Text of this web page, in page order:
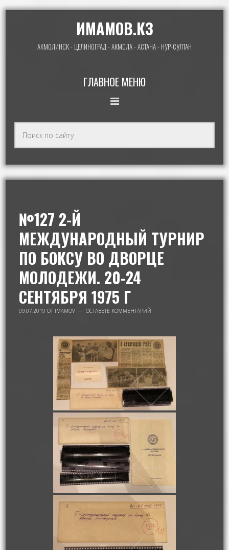
ИМАМОВ.КЗ
АКМОЛИНСК - ЦЕЛИНОГРАД - АКМОЛА - АСТАНА - НУР-СУЛТАН
ГЛАВНОЕ МЕНЮ
№127 2-Й
МЕЖДУНАРОДНЫЙ ТУРНИР
ПО БОКСУ ВО ДВОРЦЕ
МОЛОДЕЖИ. 20-24
СЕНТЯБРЯ 1975 Г
09.07.2019 ОТ IMAMOV ОСТАВЬТЕ КОММЕНТАРИЙ